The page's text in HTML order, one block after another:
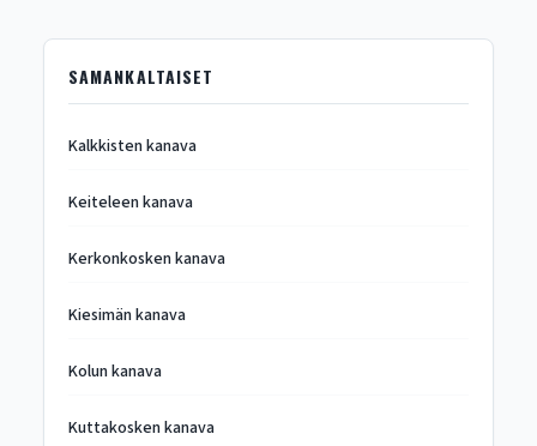
SAMANKALTAISET
Kalkkisten kanava
Keiteleen kanava
Kerkonkosken kanava
Kiesimän kanava
Kolun kanava
Kuttakosken kanava